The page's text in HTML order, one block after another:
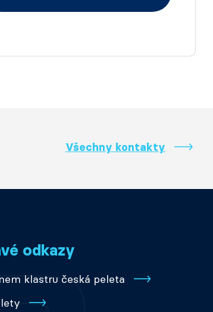
Všechny kontakty
odkazy
klastru česká peleta